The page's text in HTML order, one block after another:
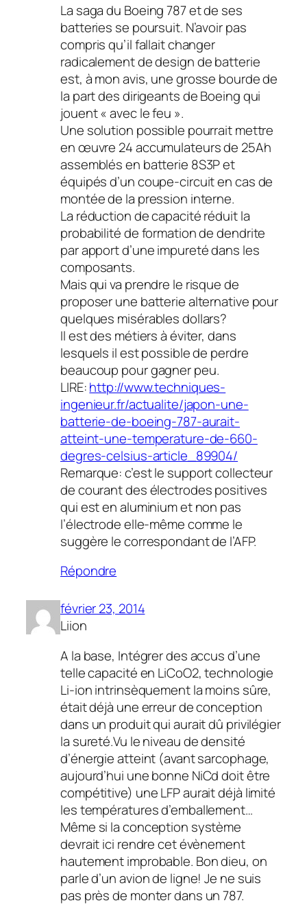
La saga du Boeing 787 et de ses
batteries se poursuit. N’avoir pas
compris qu’il fallait changer
radicalement de design de batterie
est, à mon avis, une grosse bourde de
la part des dirigeants de Boeing qui
jouent « avec le feu ».
Une solution possible pourrait mettre
en œuvre 24 accumulateurs de 25Ah
assemblés en batterie 8S3P et
équipés d’un coupe-circuit en cas de
montée de la pression interne.
La réduction de capacité réduit la
probabilité de formation de dendrite
par apport d’une impureté dans les
composants.
Mais qui va prendre le risque de
proposer une batterie alternative pour
quelques misérables dollars?
Il est des métiers à éviter, dans
lesquels il est possible de perdre
beaucoup pour gagner peu.
LIRE:http://www.techniques-
ingenieur.fr/actualite/japon-une-
batterie-de-boeing-787-aurait-
atteint-une-temperature-de-660-
degres-celsius-article_89904/
Remarque: c’est le support collecteur
de courant des électrodes positives
qui est en aluminium et non pas
l’électrode elle-même comme le
suggère le correspondant de l’AFP.
Répondre
février 23, 2014
Liion
A la base, Intégrer des accus d’une
telle capacité en LiCoO2, technologie
Li-ion intrinsèquement la moins sûre,
était déjà une erreur de conception
dans un produit qui aurait dû privilégier
la sureté.Vu le niveau de densité
d’énergie atteint (avant sarcophage,
aujourd’hui une bonne NiCd doit être
compétitive) une LFP aurait déjà limité
les températures d’emballement…
Même si la conception système
devrait ici rendre cet évènement
hautement improbable. Bon dieu, on
parle d’un avion de ligne! Je ne suis
pas près de monter dans un 787.